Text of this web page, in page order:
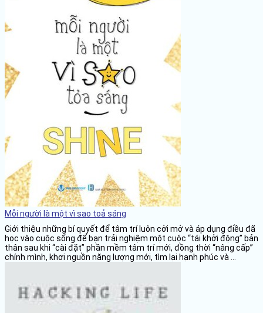
Mỗi người là một vì sao toả sáng
Giới thiệu những bí quyết để tâm trí luôn cởi mở và áp dụng điều đã
học vào cuộc sống để bạn trải nghiệm một cuộc “tái khởi động” bản
thân sau khi “cài đặt” phần mềm tâm trí mới, đồng thời “nâng cấp”
chính mình, khơi nguồn năng lượng mới, tìm lại hạnh phúc và ...